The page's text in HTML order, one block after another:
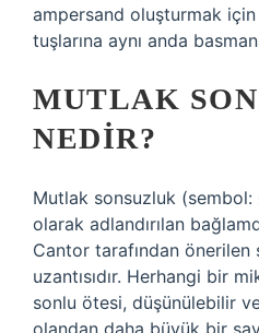
ampersand oluşturmak
tuşlarına aynı anda
MUTLAK
NEDIR?
Mutlak sonsuzluk (sembol:
olarak adlandırılan
Cantor tarafından
uzantısıdır. Herhangi bir
sonlu ötesi, düşünülebilir
olandan daha büyük bir